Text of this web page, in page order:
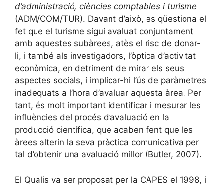
d’administració, ciències comptables i turisme
(ADM/COM/TUR). Davant d’això, es qüestiona el
fet que el turisme sigui avaluat conjuntament
amb aquestes subàrees, atès el risc de donar-
li, i també als investigadors, l’òptica d’activitat
econòmica, en detriment de mirar els seus
aspectes socials, i implicar-hi l’ús de paràmetres
inadequats a l’hora d’avaluar aquesta àrea. Per
tant, és molt important identificar i mesurar les
influències del procés d’avaluació en la
producció científica, que acaben fent que les
àrees alterin la seva pràctica comunicativa per
tal d’obtenir una avaluació millor (Butler, 2007).
El Qualis va ser proposat per la CAPES el 1998, i